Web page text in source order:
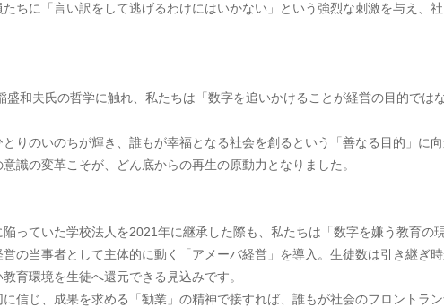
ちに「言い訳をして逃げるわけにはいかない」という強烈な刺激を与え、
和夫氏の哲学に触れ、私たちは「数字を追いかけることが経営の目的では
りのいのちが輝き、誰もが幸福となる社会を創るという「善なる目的」に
識の変革こそが、どん底からの再生の原動力となりました。
っていた学校法人を2021年に継承した際も、私たちは「数字を嫌う教育の
の当事者として主体的に動く「アメーバ経営」を導入。生徒数は引き継ぎ
育環境を生徒へ還元できる見込みです。
信じ、成果を求める「勧業」の精神で接すれば、誰もが社会のフロントラ